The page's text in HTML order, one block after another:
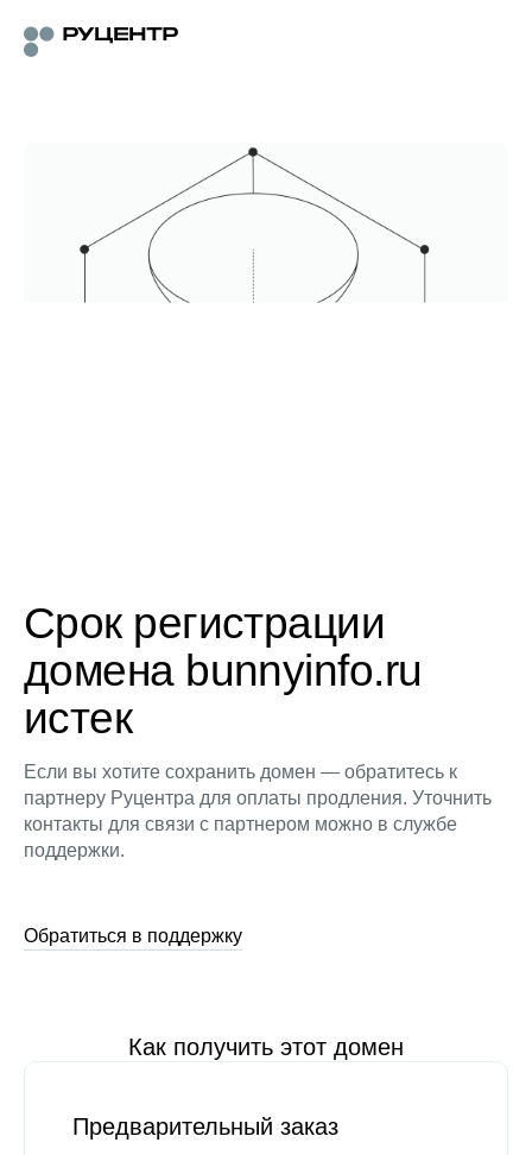
Срок регистрации
домена bunnyinfo.ru
истек
Если вы хотите сохранить домен — обратитесь к
партнеру Руцентра для оплаты продления. Уточнить
контакты для связи с партнером можно в службе
поддержки.
Обратиться в поддержку
Как получить этот домен
Предварительный заказ